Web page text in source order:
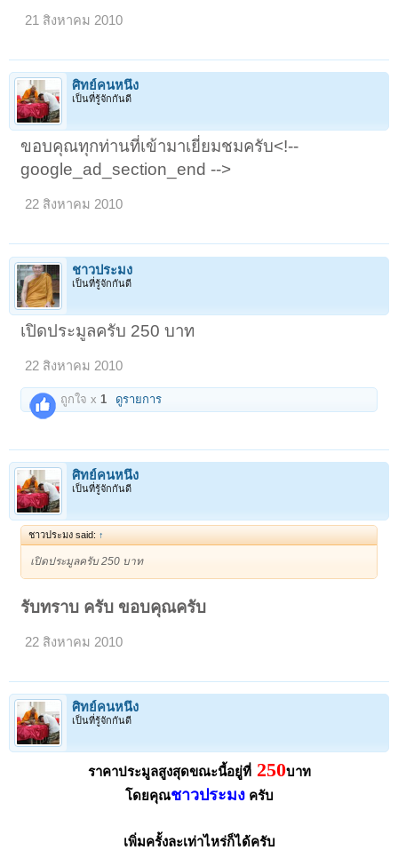
21 สิงหาคม 2010
ศิทย์คนหนึ่ง
เป็นที่รู้จักกันดี
ขอบคุณทุกท่านที่เข้ามาเยี่ยมชมครับ<!--
google_ad_section_end -->
22 สิงหาคม 2010
ชาวประมง
เป็นที่รู้จักกันดี
เปิดประมูลครับ 250 บาท
22 สิงหาคม 2010
ถูกใจ x 1 ดูรายการ
ศิทย์คนหนึ่ง
เป็นที่รู้จักกันดี
ชาวประมง said: ↑
เปิดประมูลครับ 250 บาท
รับทราบ ครับ ขอบคุณครับ
22 สิงหาคม 2010
ศิทย์คนหนึ่ง
เป็นที่รู้จักกันดี
ราคาประมูลสูงสุดขณะนี้อยู่ที่250บาท
โดยคุณชาวประมงครับ
เพิ่มครั้งละเท่าไหร่ก็ได้ครับ